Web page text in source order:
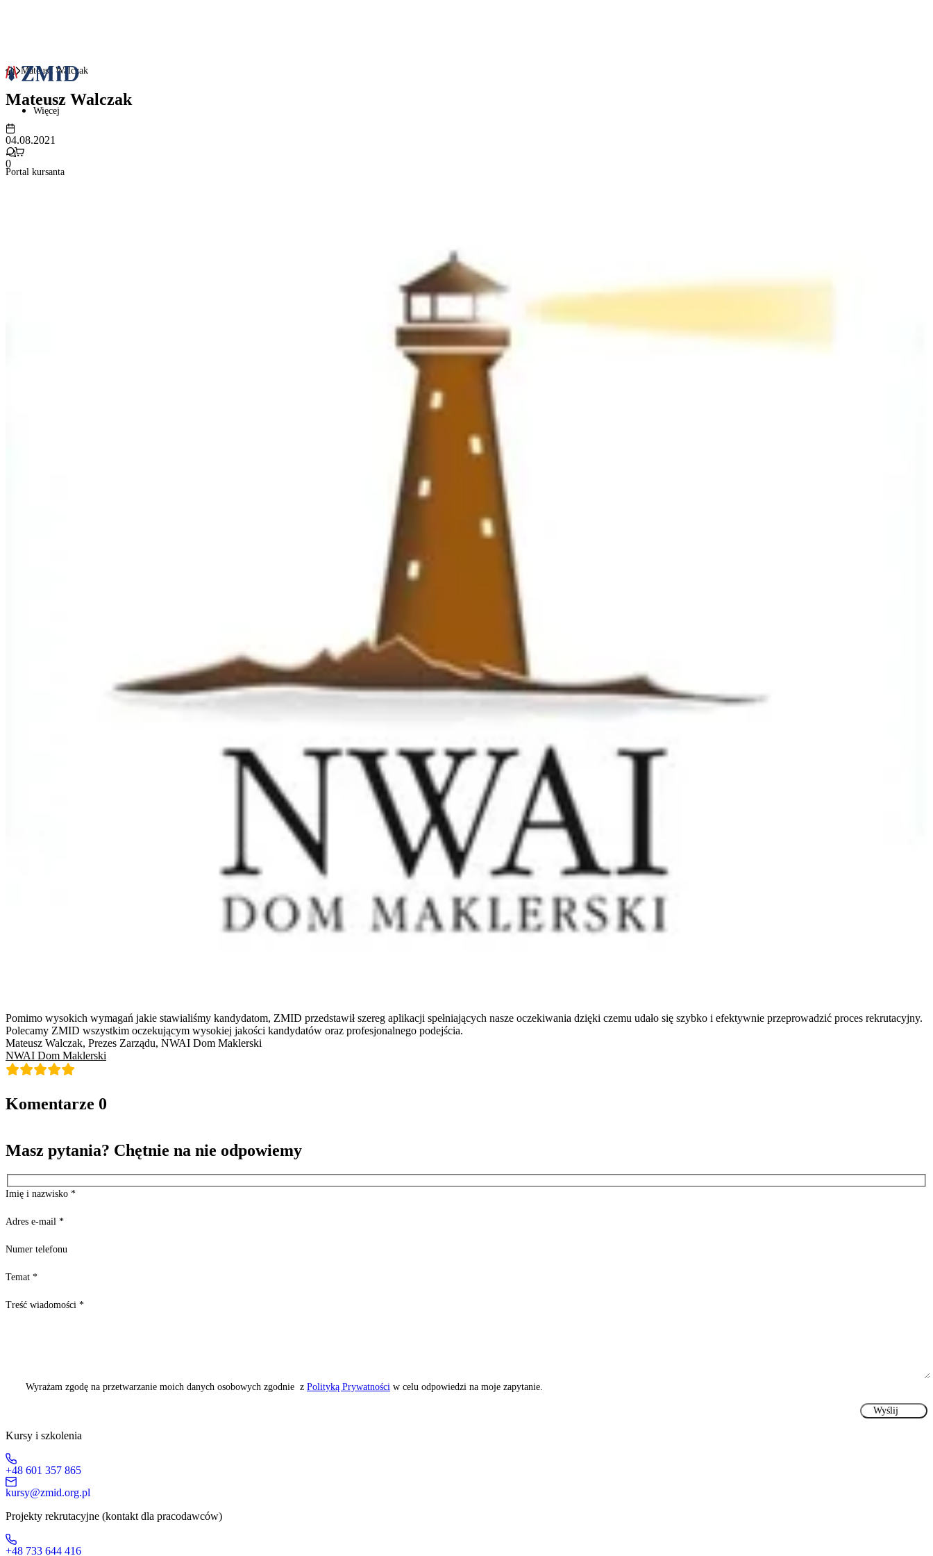
Więcej
Portal kursanta
Mateusz Walczak
Mateusz Walczak
04.08.2021
0
Pomimo wysokich wymagań jakie stawialiśmy kandydatom, ZMID przedstawił szereg aplikacji spełniających nasze oczekiwania dzięki czemu udało się szybko i efektywnie przeprowadzić proces rekrutacyjny.
Polecamy ZMID wszystkim oczekującym wysokiej jakości kandydatów oraz profesjonalnego podejścia.
Mateusz Walczak, Prezes Zarządu, NWAI Dom Maklerski
NWAI Dom Maklerski
Komentarze 0
Masz pytania? Chętnie na nie odpowiemy
Imię i nazwisko *
Adres e-mail *
Numer telefonu
Temat *
Treść wiadomości *
Wyrażam zgodę na przetwarzanie moich danych osobowych zgodnie z Polityką Prywatności w celu odpowiedzi na moje zapytanie.
Kursy i szkolenia
+48 601 357 865
kursy@zmid.org.pl
Projekty rekrutacyjne (kontakt dla pracodawców)
+48 733 644 416